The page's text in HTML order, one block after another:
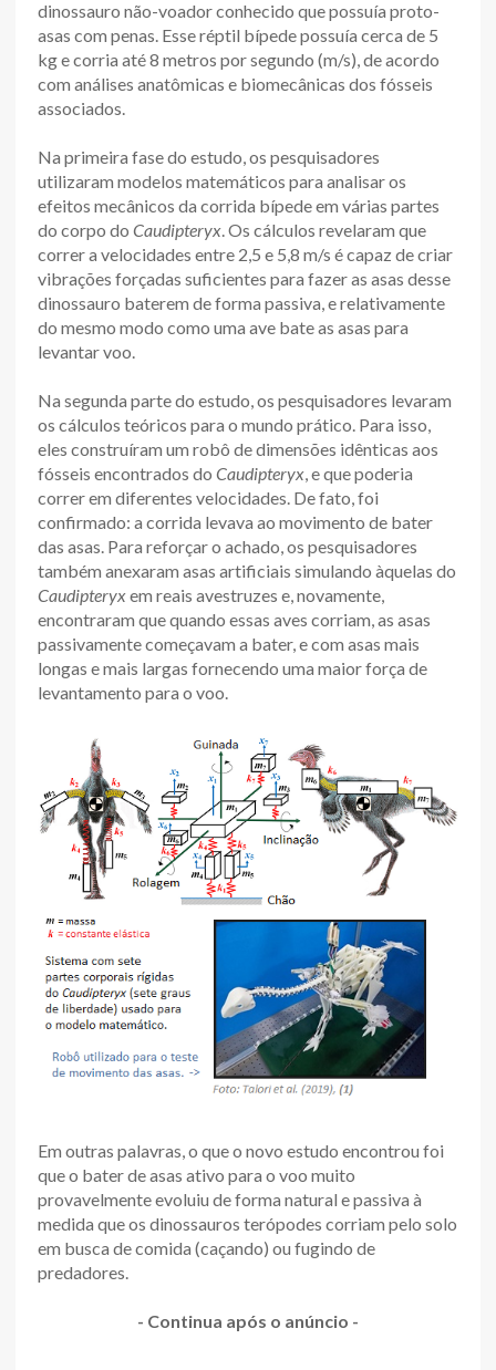
dinossauro não-voador conhecido que possuía proto-
asas com penas. Esse réptil bípede possuía cerca de 5
kg e corria até 8 metros por segundo (m/s), de acordo
com análises anatômicas e biomecânicas dos fósseis
associados.
Na primeira fase do estudo, os pesquisadores
utilizaram modelos matemáticos para analisar os
efeitos mecânicos da corrida bípede em várias partes
do corpo do Caudipteryx. Os cálculos revelaram que
correr a velocidades entre 2,5 e 5,8 m/s é capaz de criar
vibrações forçadas suficientes para fazer as asas desse
dinossauro baterem de forma passiva, e relativamente
do mesmo modo como uma ave bate as asas para
levantar voo.
Na segunda parte do estudo, os pesquisadores levaram
os cálculos teóricos para o mundo prático. Para isso,
eles construíram um robô de dimensões idênticas aos
fósseis encontrados do Caudipteryx, e que poderia
correr em diferentes velocidades. De fato, foi
confirmado: a corrida levava ao movimento de bater
das asas. Para reforçar o achado, os pesquisadores
também anexaram asas artificiais simulando àquelas do
Caudipteryxem reais avestruzes e, novamente,
encontraram que quando essas aves corriam, as asas
passivamente começavam a bater, e com asas mais
longas e mais largas fornecendo uma maior força de
levantamento para o voo.
Em outras palavras, o que o novo estudo encontrou foi
que o bater de asas ativo para o voo muito
provavelmente evoluiu de forma natural e passiva à
medida que os dinossauros terópodes corriam pelo solo
em busca de comida (caçando) ou fugindo de
predadores.
- Continua após o anúncio -